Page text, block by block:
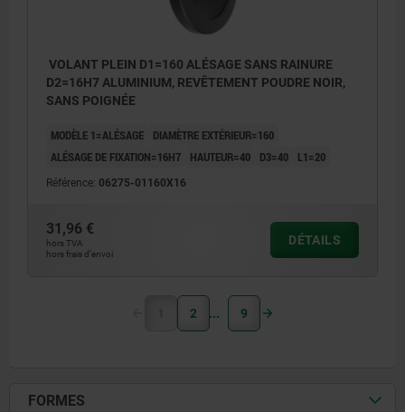
VOLANT PLEIN D1=160 ALÉSAGE SANS RAINURE
D2=16H7 ALUMINIUM, REVÊTEMENT POUDRE NOIR,
SANS POIGNÉE
MODÈLE 1=ALÉSAGE
DIAMÈTRE EXTÉRIEUR=160
ALÉSAGE DE FIXATION=16H7
HAUTEUR=40 D3=40 L1=20
Référence: 06275-01160X16
31,96 €
hors TVA
hors frais d’envoi
DÉTAILS
1 2 9
FORMES